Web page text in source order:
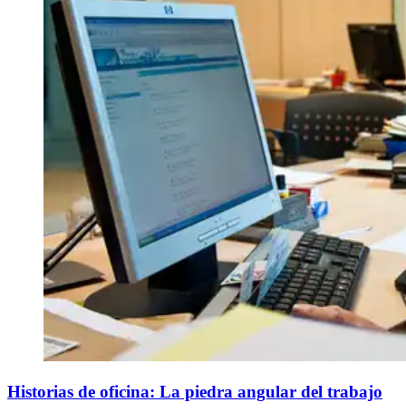
Historias de oficina: La piedra angular del trabajo